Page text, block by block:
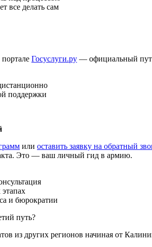
все делать сам
Госуслуги.ру — официальный
поддержки
или оставить заявку на обратный
Это — ваш личный гид в армию.
и бюрократии
путь?
из других регионов начиная от